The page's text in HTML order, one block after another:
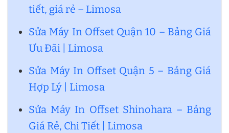
tiết, giá rẻ – Limosa
Sửa Máy In Offset Quận 10 – Bảng Giá
Ưu Đãi | Limosa
Sửa Máy In Offset Quận 5 – Bảng Giá
Hợp Lý | Limosa
Sửa Máy In Offset Shinohara – Bảng
Giá Rẻ, Chi Tiết | Limosa